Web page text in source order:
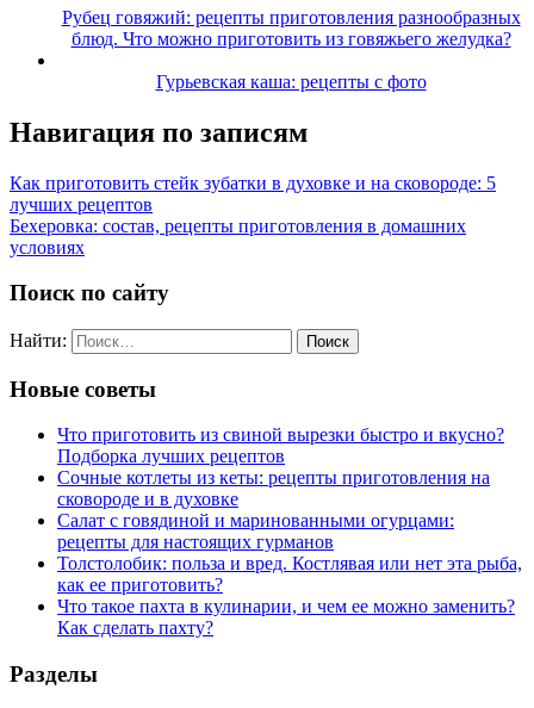
Рубец говяжий: рецепты приготовления разнообразных
блюд. Что можно приготовить из говяжьего желудка?
Гурьевская каша: рецепты с фото
Навигация по записям
Как приготовить стейк зубатки в духовке и на сковороде: 5
лучших рецептов
Бехеровка: состав, рецепты приготовления в домашних
условиях
Поиск по сайту
Найти:
Новые советы
Что приготовить из свиной вырезки быстро и вкусно?
Подборка лучших рецептов
Сочные котлеты из кеты: рецепты приготовления на
сковороде и в духовке
Салат с говядиной и маринованными огурцами:
рецепты для настоящих гурманов
Толстолобик: польза и вред. Костлявая или нет эта рыба,
как ее приготовить?
Что такое пахта в кулинарии, и чем ее можно заменить?
Как сделать пахту?
Разделы